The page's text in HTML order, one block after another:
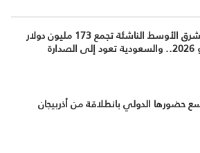
شركات الشرق الأوسط الناشئة تجمع 173 مليون دولار
حضورها الدولي بانطلاقة من أذربيجان